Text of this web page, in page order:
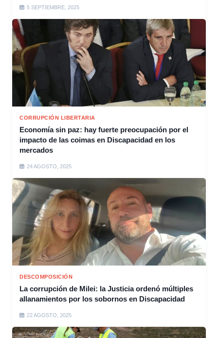
5 SEPTIEMBRE, 2025
CORRUPCIÓN LIBERTARIA
Economía sin paz: hay fuerte preocupación por el
impacto de las coimas en Discapacidad en los
mercados
24 AGOSTO, 2025
DESCOMPOSICIÓN
La corrupción de Milei: la Justicia ordenó múltiples
allanamientos por los sobornos en Discapacidad
22 AGOSTO, 2025